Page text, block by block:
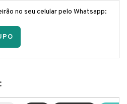
no seu celular pelo Whatsapp:
: